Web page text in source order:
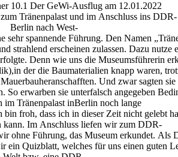
10.1 Der GeWi-Ausflug am 12.01.2022
Tränenpalast und im Anschluss ins
Berlin nach West-
sehr spannende Führung. Den Namen
strahlend erscheinen zulassen. Dazu
Denn wie uns die Museumsführerin
der die Baumaterialien knapp waren,
Und zwar sagten
So erwarben sie unterfalsch angegeben
im Tränenpalast inBerlin noch lange
froh, dass ich in dieser Zeit nicht gelebt
kann. Im Anschluss liefen wir zum DDR-
ohne Führung, das Museum erkundet. Als
ein Quizblatt, welches für uns einen guten